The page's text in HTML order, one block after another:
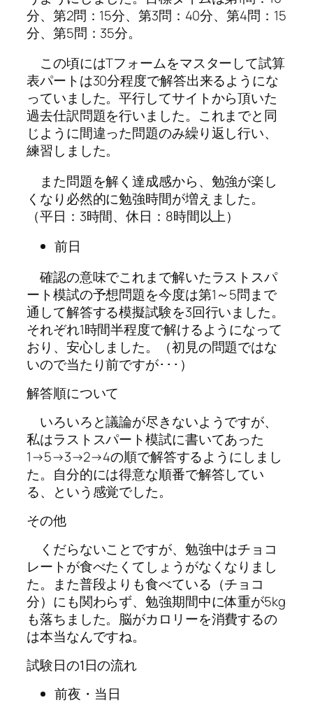
分、第2問：15分、第3問：40分、第4問：15
分、第5問：35分。
この頃にはTフォームをマスターして試算
表パートは30分程度で解答出来るようにな
っていました。平行してサイトから頂いた
過去仕訳問題を行いました。これまでと同
じように間違った問題のみ繰り返し行い、
練習しました。
また問題を解く達成感から、勉強が楽し
くなり必然的に勉強時間が増えました。
（平日：3時間、休日：8時間以上）
前日
確認の意味でこれまで解いたラストスパ
ート模試の予想問題を今度は第1～5問まで
通して解答する模擬試験を3回行いました。
それぞれ1時間半程度で解けるようになって
おり、安心しました。（初見の問題ではな
いので当たり前ですが･･･）
解答順について
いろいろと議論が尽きないようですが、
私はラストスパート模試に書いてあった
1→5→3→2→4の順で解答するようにしまし
た。自分的には得意な順番で解答してい
る、という感覚でした。
その他
くだらないことですが、勉強中はチョコ
レートが食べたくてしょうがなくなりまし
た。また普段よりも食べている（チョコ
分）にも関わらず、勉強期間中に体重が5kg
も落ちました。脳がカロリーを消費するの
は本当なんですね。
試験日の1日の流れ
前夜・当日